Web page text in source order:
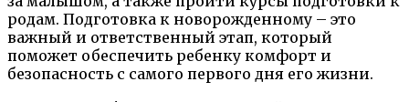
родам. Подготовка к новорожденному – это
важный и ответственный этап, который
поможет обеспечить ребенку комфорт и
безопасность с самого первого дня его жизни.